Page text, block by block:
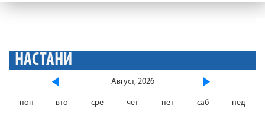
НАСТАНИ
Август, 2026
пон вто сре чет пет саб нед